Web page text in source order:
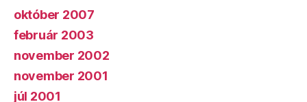
október 2007
február 2003
november 2002
november 2001
júl 2001